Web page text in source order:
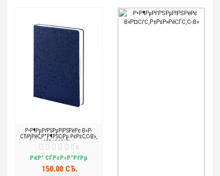
Р•Р¶РµРґРЅРµРІРЅРёРє В«Р­
СЂРјРёС‚Р°Р¶РЅС‹Рµ РєРѕС‚С‹В»,
СЃРёРЅРёР№
0
РќР° СЃРєР»Р°РґРµ
150.00 СЂ.